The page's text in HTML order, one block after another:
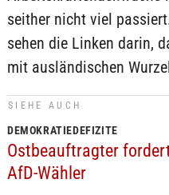
seither nicht viel
sehen die Linken darin,
mit ausländischen
SIEHE AUCH
DEMOKRATIEDEFIZITE
Ostbeauftragter
AfD-Wähler